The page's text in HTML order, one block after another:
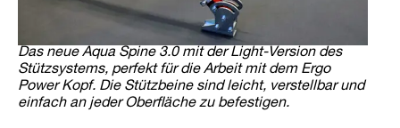
Das neue Aqua Spine 3.0 mit der Light-Version des
Stützsystems, perfekt für die Arbeit mit dem Ergo
Power Kopf. Die Stützbeine sind leicht, verstellbar und
einfach an jeder Oberfläche zu befestigen.